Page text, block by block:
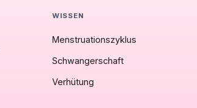
WISSEN
Menstruationszyklus
Schwangerschaft
Verhütung